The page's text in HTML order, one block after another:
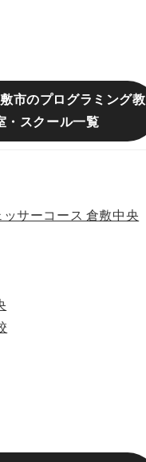
市のプログラミング教
・スクール一覧
サーコース 倉敷中央